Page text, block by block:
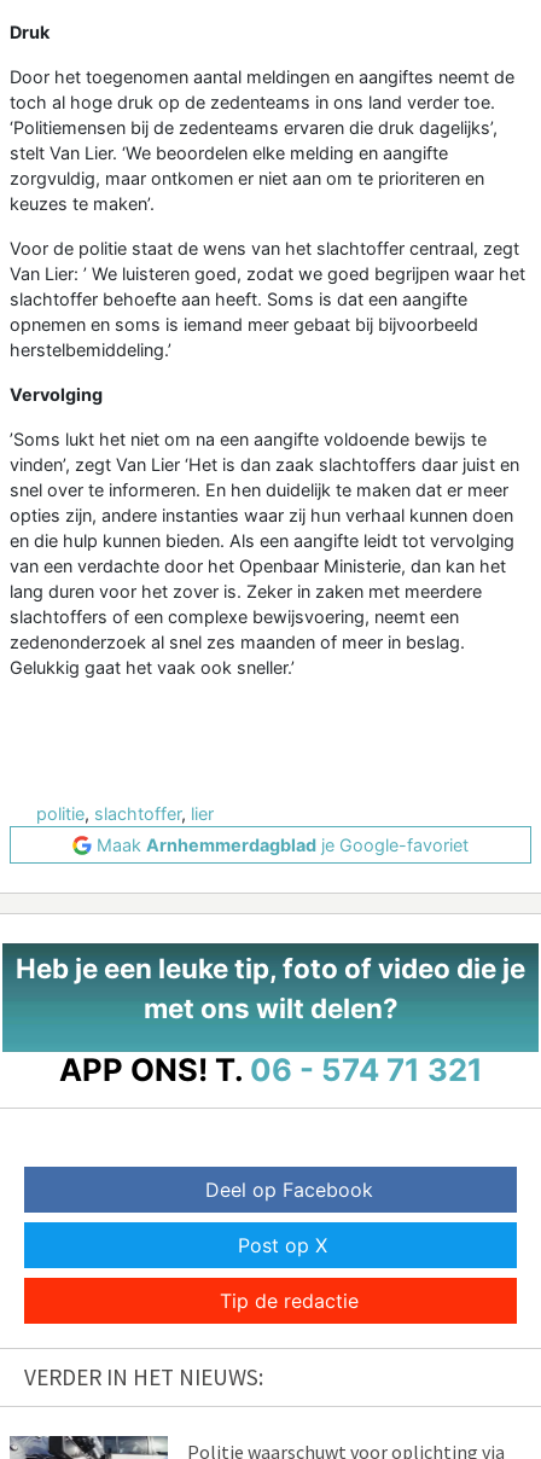
Druk
Door het toegenomen aantal meldingen en aangiftes neemt de
toch al hoge druk op de zedenteams in ons land verder toe.
‘Politiemensen bij de zedenteams ervaren die druk dagelijks’,
stelt Van Lier. ‘We beoordelen elke melding en aangifte
zorgvuldig, maar ontkomen er niet aan om te prioriteren en
keuzes te maken’.
Voor de politie staat de wens van het slachtoffer centraal, zegt
Van Lier: ’ We luisteren goed, zodat we goed begrijpen waar het
slachtoffer behoefte aan heeft. Soms is dat een aangifte
opnemen en soms is iemand meer gebaat bij bijvoorbeeld
herstelbemiddeling.’
Vervolging
’Soms lukt het niet om na een aangifte voldoende bewijs te
vinden’, zegt Van Lier ‘Het is dan zaak slachtoffers daar juist en
snel over te informeren. En hen duidelijk te maken dat er meer
opties zijn, andere instanties waar zij hun verhaal kunnen doen
en die hulp kunnen bieden. Als een aangifte leidt tot vervolging
van een verdachte door het Openbaar Ministerie, dan kan het
lang duren voor het zover is. Zeker in zaken met meerdere
slachtoffers of een complexe bewijsvoering, neemt een
zedenonderzoek al snel zes maanden of meer in beslag.
Gelukkig gaat het vaak ook sneller.’
politie, slachtoffer, lier
Maak Arnhemmerdagblad je Google-favoriet
Heb je een leuke tip, foto of video die je
met ons wilt delen?
APP ONS! T. 06 - 574 71 321
Deel op Facebook
Post op X
Tip de redactie
VERDER IN HET NIEUWS:
Politie waarschuwt voor oplichting via